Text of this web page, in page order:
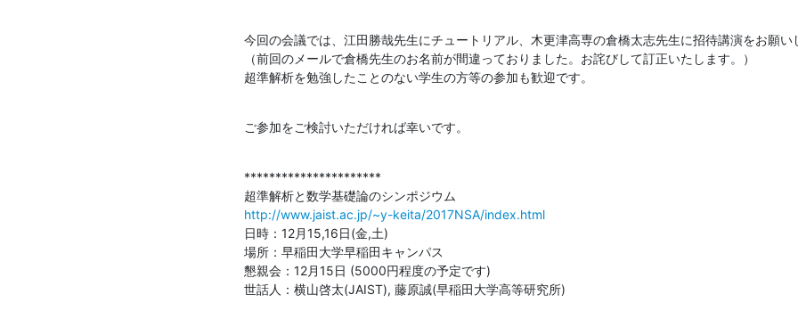
今回の会議では、江田勝哉先生にチュートリアル、木更津高専の倉橋太志先生に招待講演をお願い
（前回のメールで倉橋先生のお名前が間違っておりました。お詫びして訂正いたします。）
超準解析を勉強したことのない学生の方等の参加も歓迎です。
ご参加をご検討いただければ幸いです。
**********************
http://www.jaist.ac.jp/~y-keita/2017NSA/index.html
日時：12月15,16日(金,土)
場所：早稲田大学早稲田キャンパス
懇親会：12月15日 (5000円程度の予定です)
世話人：横山啓太(JAIST), 藤原誠(早稲田大学高等研究所)